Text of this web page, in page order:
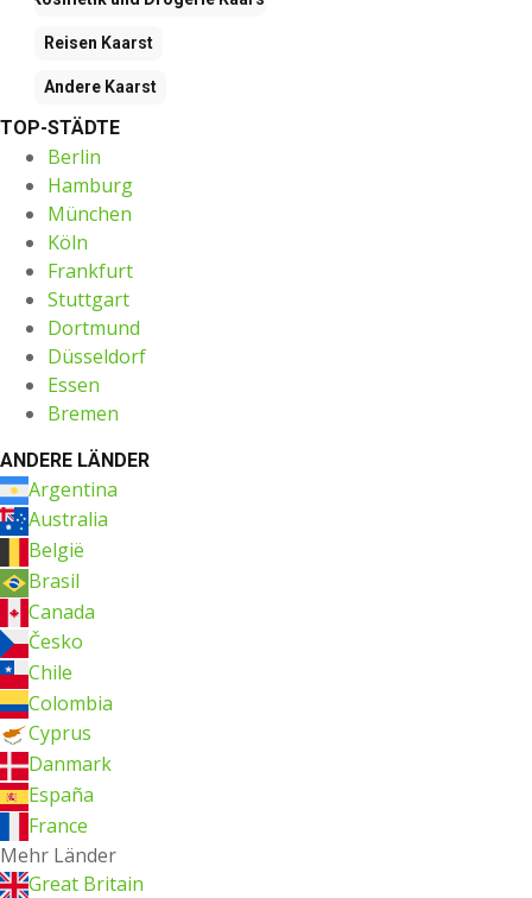
Reisen Kaarst
Andere Kaarst
TOP-STÄDTE
Berlin
Hamburg
München
Köln
Frankfurt
Stuttgart
Dortmund
Düsseldorf
Essen
Bremen
ANDERE LÄNDER
Argentina
Australia
België
Brasil
Canada
Česko
Chile
Colombia
Cyprus
Danmark
España
France
Mehr Länder
Great Britain